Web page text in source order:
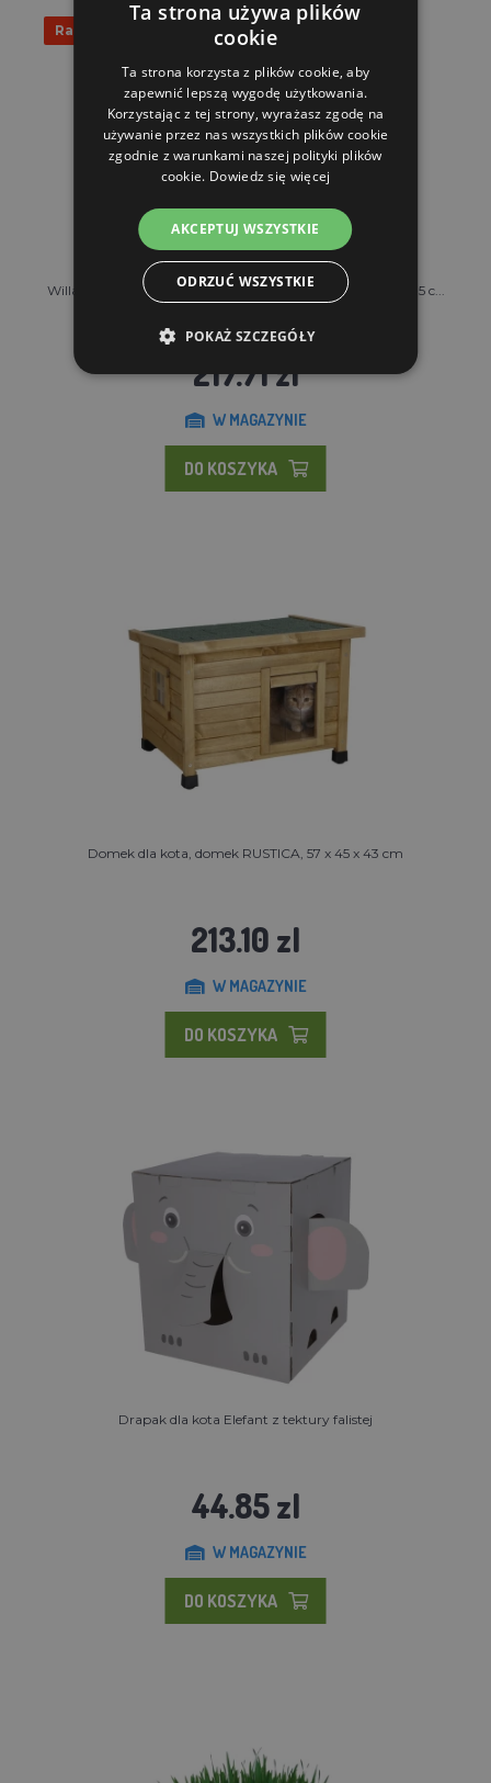
Rabat 17%
Willa ROSE | Drewniany domek dla zwierząt - 72 x 58 x 64,5 c...
262.51 zl
217.71 zl
W MAGAZYNIE
DO KOSZYKA
Domek dla kota, domek RUSTICA, 57 x 45 x 43 cm
213.10 zl
W MAGAZYNIE
DO KOSZYKA
Drapak dla kota Elefant z tektury falistej
44.85 zl
W MAGAZYNIE
DO KOSZYKA
Ta strona używa plików
cookie
Ta strona korzysta z plików cookie, aby
zapewnić lepszą wygodę użytkowania.
Korzystając z tej strony, wyrażasz zgodę na
używanie przez nas wszystkich plików cookie
zgodnie z warunkami naszej polityki plików
cookie. Dowiedz się więcej
AKCEPTUJ WSZYSTKIE
ODRZUĆ WSZYSTKIE
POKAŻ SZCZEGÓŁY